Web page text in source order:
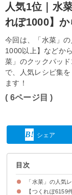
人気1位｜水
れぽ1000】か
今回は、「水菜」
1000以上】などか
菜」のクックパッ
で、人気レシピ集
ます！
( 6ページ目 )
シェア
目次
「水菜」の人気
【つくれぽ6159